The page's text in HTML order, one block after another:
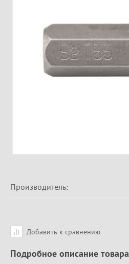
Производитель:
Добавить к сравнению
Подробное описание товара